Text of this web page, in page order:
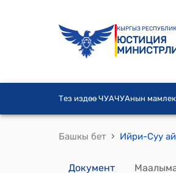
КЫРГЫЗ
ЮСТИЦИЯ
Тез издөө ЧУАЧУАнын
Башкы бет ›
Документ